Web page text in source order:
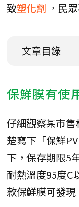
致塑化劑 ，民
文章目錄
保鮮膜有使
仔細觀察某市
楚寫下「保鮮
下，保存期限5
耐熱溫度95度C
款保鮮膜可發現